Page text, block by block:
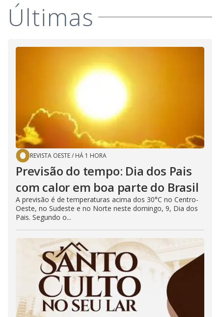
Últimas
REVISTA OESTE/ HÁ 1 HORA
Previsão do tempo: Dia dos Pais
com calor em boa parte do Brasil
A previsão é de temperaturas acima dos 30°C no Centro-
Oeste, no Sudeste e no Norte neste domingo, 9, Dia dos
Pais. Segundo o...